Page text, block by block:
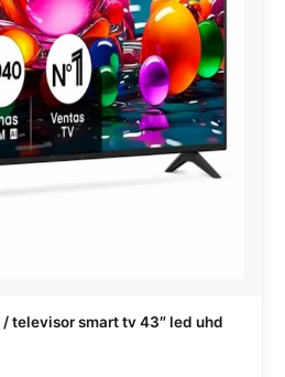
televisor smart tv 43″ led uhd